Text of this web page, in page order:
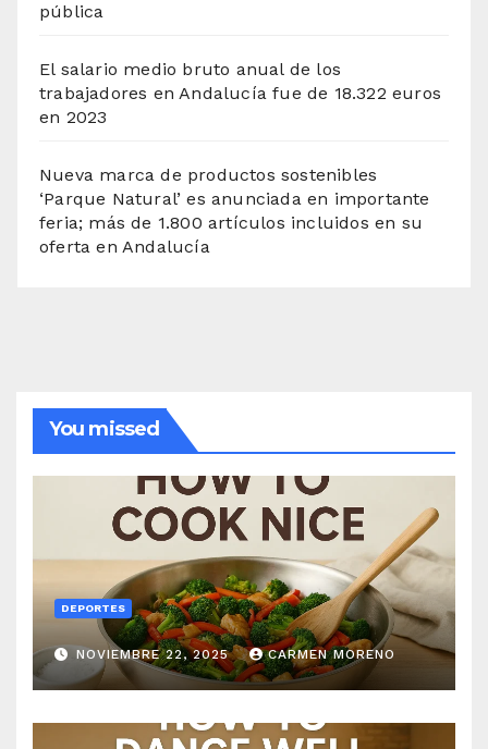
pública
El salario medio bruto anual de los
trabajadores en Andalucía fue de 18.322 euros
en 2023
Nueva marca de productos sostenibles
‘Parque Natural’ es anunciada en importante
feria; más de 1.800 artículos incluidos en su
oferta en Andalucía
You missed
DEPORTES
NOVIEMBRE 22, 2025 CARMEN MORENO